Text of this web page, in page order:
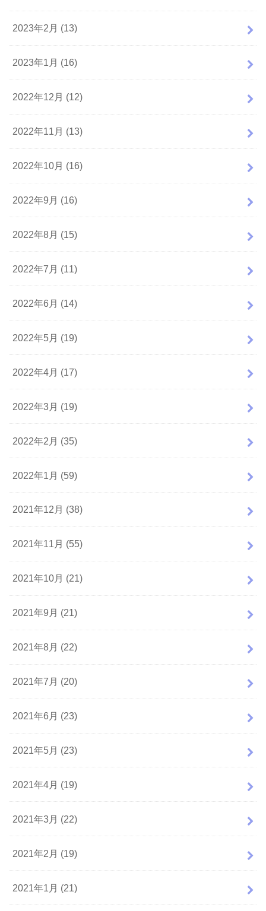
2023年2月 (13)
2023年1月 (16)
2022年12月 (12)
2022年11月 (13)
2022年10月 (16)
2022年9月 (16)
2022年8月 (15)
2022年7月 (11)
2022年6月 (14)
2022年5月 (19)
2022年4月 (17)
2022年3月 (19)
2022年2月 (35)
2022年1月 (59)
2021年12月 (38)
2021年11月 (55)
2021年10月 (21)
2021年9月 (21)
2021年8月 (22)
2021年7月 (20)
2021年6月 (23)
2021年5月 (23)
2021年4月 (19)
2021年3月 (22)
2021年2月 (19)
2021年1月 (21)